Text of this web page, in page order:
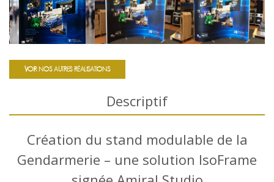
VOIR NOS AUTRES RÉALISATIONS
Descriptif
Création du stand modulable de la
Gendarmerie – une solution IsoFrame